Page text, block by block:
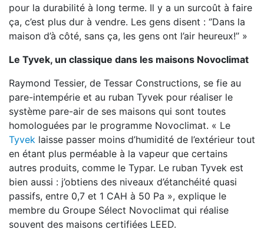
pour la durabilité à long terme. Il y a un surcoût à faire
ça, c’est plus dur à vendre. Les gens disent : ‘’Dans la
maison d’à côté, sans ça, les gens ont l’air heureux!’’ »
Le Tyvek, un classique dans les maisons Novoclimat
Raymond Tessier, de Tessar Constructions, se fie au
pare-intempérie et au ruban Tyvek pour réaliser le
système pare-air de ses maisons qui sont toutes
homologuées par le programme Novoclimat. « Le
Tyvek laisse passer moins d’humidité de l’extérieur tout
en étant plus perméable à la vapeur que certains
autres produits, comme le Typar. Le ruban Tyvek est
bien aussi : j’obtiens des niveaux d’étanchéité quasi
passifs, entre 0,7 et 1 CAH à 50 Pa », explique le
membre du Groupe Sélect Novoclimat qui réalise
souvent des maisons certifiées LEED.